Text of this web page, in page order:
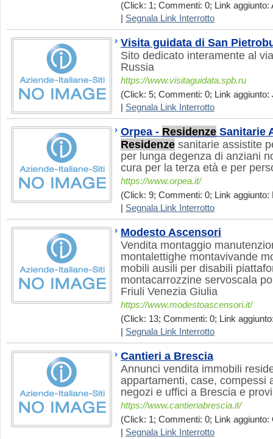
(Click: 1; Commenti: 0; Link aggiunto:
Segnala Link Interrotto
Visita guidata di San
Sito dedicato interamente al
Russia
https://www.visitaguidata.spb.ru
(Click: 5; Commenti: 0; Link aggiunto:
Segnala Link Interrotto
Orpea - Residenze Sanitarie
Residenze sanitarie assistite
per lunga degenza di anziani
cura per la terza età e per
https://www.orpea.it/
(Click: 9; Commenti: 0; Link aggiunto:
Segnala Link Interrotto
Modesto Ascensori
Vendita montaggio
montalettighe montavivande
mobili ausili per disabili
montacarrozzine servoscala
Friuli Venezia Giulia
https://www.modestoascensori.it/
(Click: 13; Commenti: 0; Link
Segnala Link Interrotto
Cantieri a Brescia
Annunci vendita immobili
appartamenti, case, compessi
negozi e uffici a Brescia e
https://www.cantieriabrescia.it/
(Click: 1; Commenti: 0; Link aggiunto:
Segnala Link Interrotto